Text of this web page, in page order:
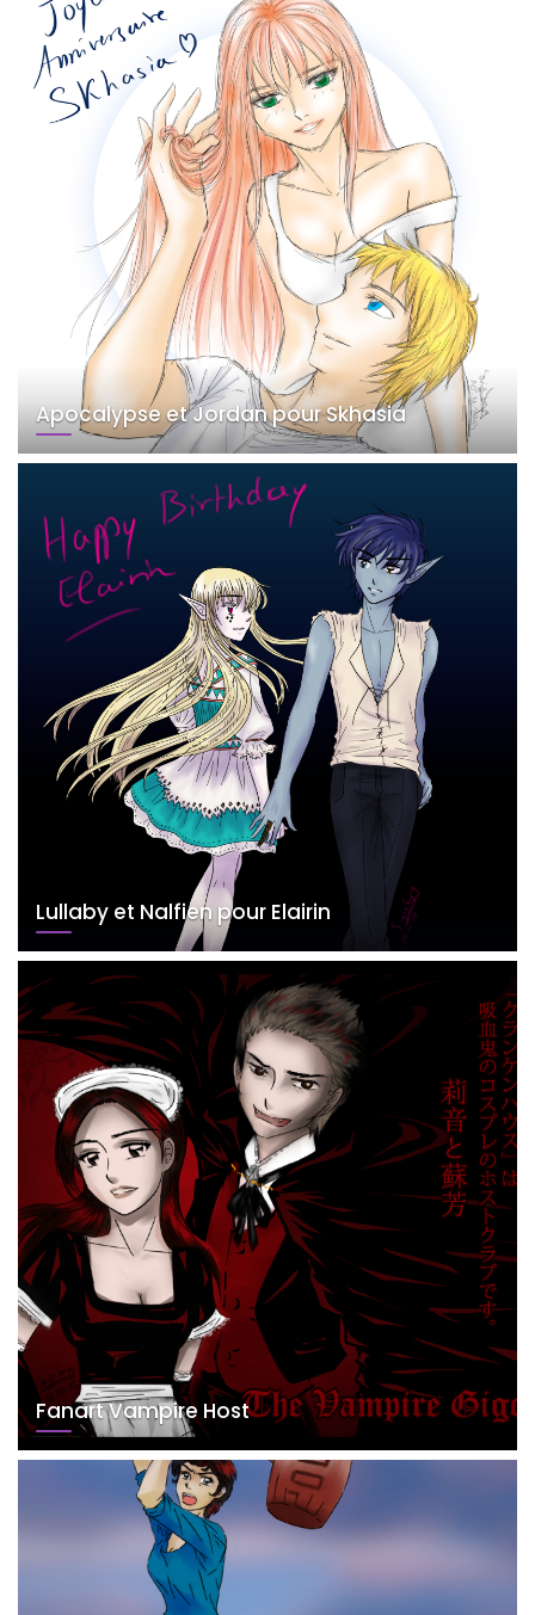
Apocalypse et Jordan pour Skhasia
Lullaby et Nalfien pour Elairin
Fanart Vampire Host